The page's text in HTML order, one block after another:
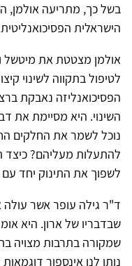
בשל כך, מתריעה אולמן,
הישראלית
אולמן מצטטת את מיטשל
לטיפול בתקווה לשינוי
הפסיכואנליזה נאבקת
השינוי. היא מסיימת את
נוכל לשמר את החלקים
להתעלות מעליהם? כיצד
לשפוך את התינוק יחד
ד"ר גילה עופר אשר עולה
שבדבריו של ארון. היא
שמקורה בתרבות מצויה
נותן לנו אינספור